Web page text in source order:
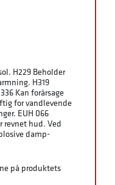
H229 Beholder
H319
Kan forårsage
for vandlevende
EUH 066
revnet hud. Ved
damp-
på produktets